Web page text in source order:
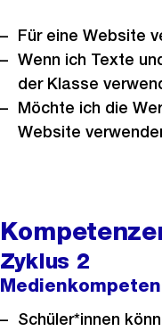
Für eine Website
Wenn ich Texte
der Klasse
Möchte ich die
Website
Zyklus 2
Schüler*innen